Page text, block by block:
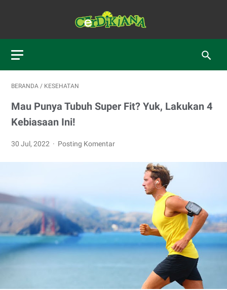
BERANDA / KESEHATAN
Mau Punya Tubuh Super Fit? Yuk, Lakukan 4
Kebiasaan Ini!
30 Jul, 2022 Posting Komentar